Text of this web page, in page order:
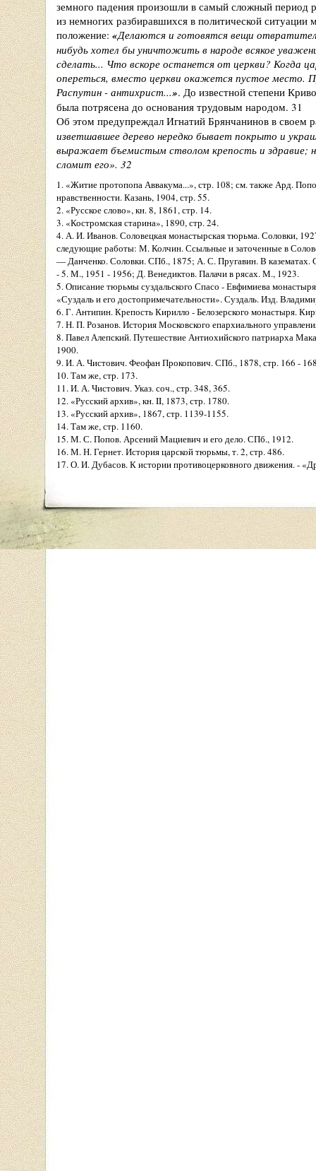
земного падения произошли в самый сложный период
из немногих разбиравшихся в политической
положение: «Делаются и готовятся вещи
нибудь хотел бы уничтожить в народе всякое
сделать... Что вскоре останется от церкви? Когда
опереться, вместо церкви окажется пустое место.
Распутин - антихрист...». До известной степени
была потрясена до основания трудовым народом. 31
Об этом предупреждал Игнатий Брянчанинов в своем
изветшавшее дерево нередко бывает покрыто и
выражает бъемистым стволом крепость и здравие;
сломит его». 32
1. «Житие протопопа Аввакума...», стр. 108; см. также Ард.
нравственности. Казань, 1904, стр. 55.
2. «Русское слово», кн. 8, 1861, стр. 14.
3. «Костромская старина», 1890, стр. 24.
4. А. И. Иванов. Соловецкая монастырская тюрьма. Соловки,
следующие работы: М. Колчин. Ссыльные и заточенные в
— Данченко. Соловки. СПб., 1875; А. С. Пругавин. В
- 5. М., 1951 - 1956; Д. Венедиктов. Палачи в рясах. М., 1923.
5. Описание тюрьмы суздальского Спасо - Евфимиева
«Суздаль и его достопримечательности». Суздаль. Изд.
6. Г. Антипин. Крепость Кирилло - Белозерского монастыря.
7. Н. П. Розанов. История Московского епархиального
8. Павел Алепский. Путешествие Антиохийского патриарха
1900.
9. И. А. Чистович. Феофан Прокопович. СПб., 1878, стр. 166 -
10. Там же, стр. 173.
11. И. А. Чистович. Указ. соч., стр. 348, 365.
12. «Русский архив», кн. II, 1873, стр. 1780.
13. «Русский архив», 1867, стр. 1139-1155.
14. Там же, стр. 1160.
15. М. С. Попов. Арсений Мациевич и его дело. СПб., 1912.
16. М. Н. Гернет. История царской тюрьмы, т. 2, стр. 486.
17. О. И. Дубасов. К истории противоцерковного движения. -
20. Там же, стр. 129-130.
21. М. Н. Гернет. Указ соч., т. 2, стр. 488.
22. Д. Венедиктов. Указ. соч., стр. 90. 86
23. «Деяния 3 Всероссийского миссионерского съезда в
24. М. Гернет. Указ. соч., т. 2, стр. 481.